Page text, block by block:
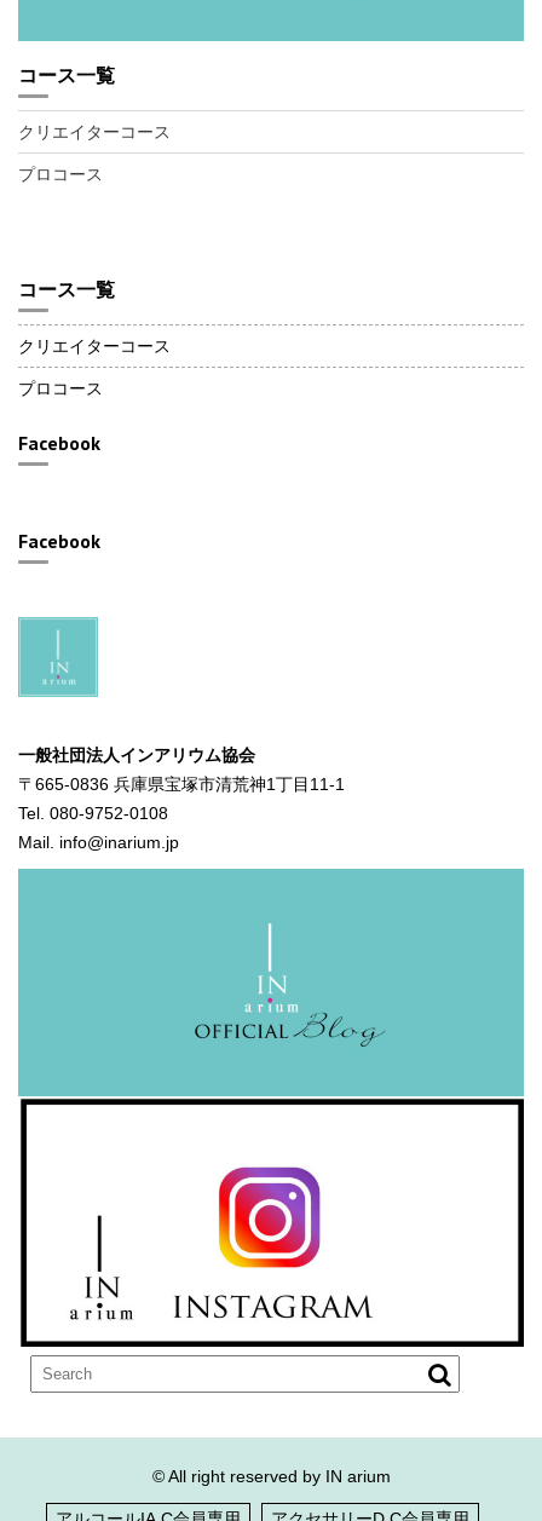
コース一覧
クリエイターコース
プロコース
コース一覧
クリエイターコース
プロコース
Facebook
Facebook
一般社団法人インアリウム協会
〒665-0836 兵庫県宝塚市清荒神1丁目11-1
Tel. 080-9752-0108
Mail. info@inarium.jp
© All right reserved by IN arium